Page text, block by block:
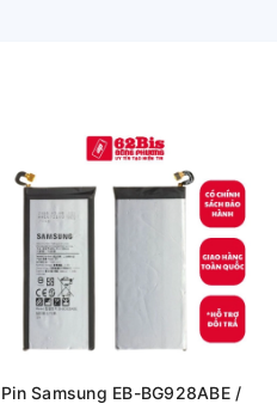
Pin Samsung EB-BG928ABE /